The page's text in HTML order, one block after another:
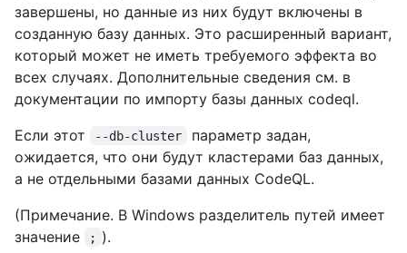
завершены, но данные из них будут включены в
созданную базу данных. Это расширенный вариант,
который может не иметь требуемого эффекта во
всех случаях. Дополнительные сведения см. в
документации по импорту базы данных codeql.
Если этот
--db-cluster
параметр задан,
ожидается, что они будут кластерами баз данных,
а не отдельными базами данных CodeQL.
(Примечание. В Windows разделитель путей имеет
значение
; ).